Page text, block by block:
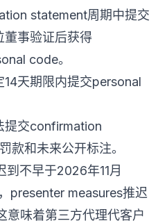
statement周期中提交
董事验证后获得
code。
天期限内提交personal
提交confirmation
款和未来公开标注。
不早于2026年11月
presenter measures推迟
意味着第三方代理代客户